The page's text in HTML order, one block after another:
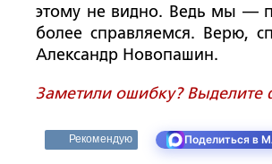
этому не видно. Ведь мы —
более справляемся. Верю,
Александр Новопашин.
Заметили ошибку?
Рекомендую Поделиться в